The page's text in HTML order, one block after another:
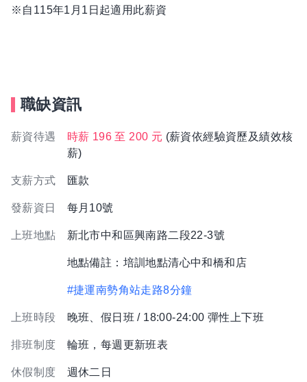
※自115年1月1日起適用此薪資
職缺資訊
薪資待遇 時薪 196 至 200 元 (薪資依經驗資歷及績效核
薪)
支薪方式 匯款
發薪資日 每月10號
上班地點 新北市中和區興南路二段22-3號
地點備註：培訓地點清心中和橋和店
#捷運南勢角站走路8分鐘
上班時段 晚班、假日班 / 18:00-24:00 彈性上下班
排班制度 輪班，每週更新班表
休假制度 週休二日